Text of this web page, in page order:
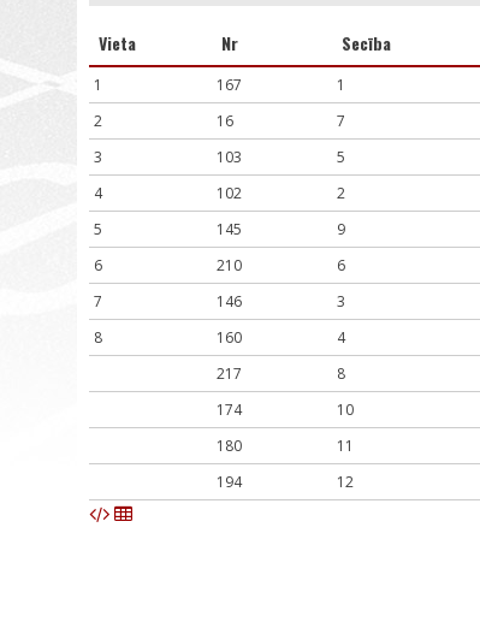
Vieta Nr Secība
1 167 1
2
16 7
3
103 5
4
102 2
5
145 9
6
210 6
7
146 3
8
160 4
217
8
174
10
180
11
194
12